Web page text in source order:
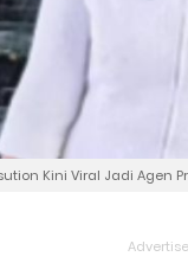
Kini Viral Jadi Agen